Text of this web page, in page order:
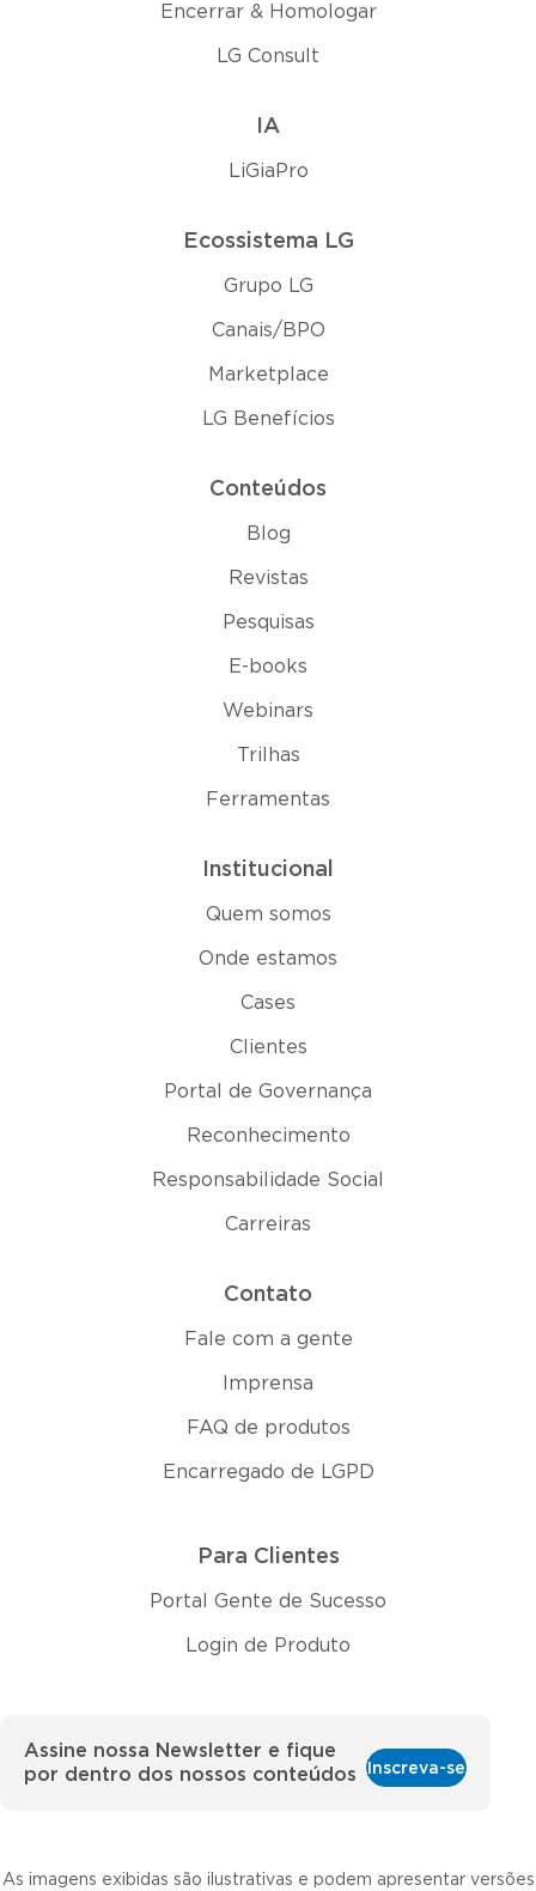
Encerrar & Homologar
LG Consult
IA
LiGiaPro
Ecossistema LG
Grupo LG
Canais/BPO
Marketplace
LG Benefícios
Conteúdos
Blog
Revistas
Pesquisas
E-books
Webinars
Trilhas
Ferramentas
Institucional
Quem somos
Onde estamos
Cases
Clientes
Portal de Governança
Reconhecimento
Responsabilidade Social
Carreiras
Contato
Fale com a gente
Imprensa
FAQ de produtos
Encarregado de LGPD
Para Clientes
Portal Gente de Sucesso
Login de Produto
As imagens exibidas são ilustrativas e podem apresentar versões
Assine nossa Newsletter e fique
por dentro dos nossos conteúdos
Inscreva-se